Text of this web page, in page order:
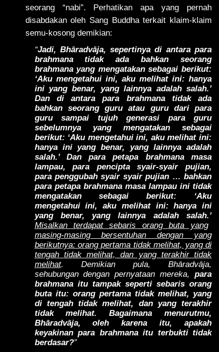
seorang “nabi”. Perhatikan apa yang pernah
disabdakan oleh Sang Buddha terkait klaim-klaim
semu-kosong demikian:
“Jadi, Bhāradvāja, sepertinya di antara para
brahmana tidak ada bahkan seorang
brahmana yang mengatakan sebagai berikut:
‘Aku mengetahui ini, aku melihat ini: hanya
ini yang benar, yang lainnya adalah salah.’
Dan di antara para brahmana tidak ada
bahkan seorang guru atau guru dari para
guru sampai tujuh generasi para guru
sebelumnya yang mengatakan sebagai
berikut: ‘Aku mengetahui ini, aku melihat ini:
hanya ini yang benar, yang lainnya adalah
salah.’ Dan para petapa brahmana masa
lampau, para pencipta syair-syair pujian,
para penggubah syair syair pujian … bahkan
para petapa brahmana masa lampau ini tidak
mengatakan sebagai berikut: ‘Aku
mengetahui ini, aku melihat ini: hanya ini
yang benar, yang lainnya adalah salah.’
Misalkan terdapat sebaris orang buta yang
masing-masing bersentuhan dengan yang
berikutnya: orang pertama tidak melihat, yang di
tengah tidak melihat, dan yang terakhir tidak
melihat. Demikian pula, Bhāradvāja,
sehubungan dengan pernyataan mereka, para
brahmana itu tampak seperti sebaris orang
buta itu: orang pertama tidak melihat, yang
di tengah tidak melihat, dan yang terakhir
tidak melihat. Bagaimana menurutmu,
Bhāradvāja, oleh karena itu, apakah
keyakinan para brahmana itu terbukti tidak
berdasar?”